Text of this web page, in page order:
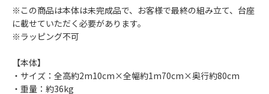
※この商品は本体は未完成品で、お客様で最終の組み立て、台座
に載せていただく必要があります。
※ラッピング不可
【本体】
・サイズ：全高約2m10cm×全幅約1m70cm×奥行約80cm
・重量：約36kg